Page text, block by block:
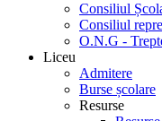
Consiliul
Consiliul
O.N.G -
Liceu
Admitere
Burse școlare
Resurse